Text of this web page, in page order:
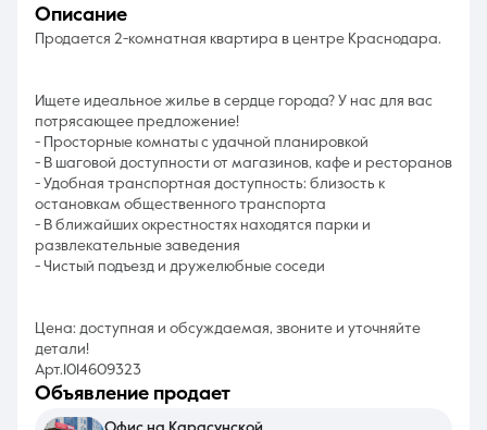
описание
Продается 2-комнатная квартира в центре Краснодара.
Ищете идеальное жилье в сердце города? У нас для вас
потрясающее предложение!
- Просторные комнаты с удачной планировкой
- В шаговой доступности от магазинов, кафе и ресторанов
- Удобная транспортная доступность: близость к
остановкам общественного транспорта
- В ближайших окрестностях находятся парки и
развлекательные заведения
- Чистый подъезд и дружелюбные соседи
Цена: доступная и обсуждаемая, звоните и уточняйте
детали!
Арт.1014609323
объявление продает